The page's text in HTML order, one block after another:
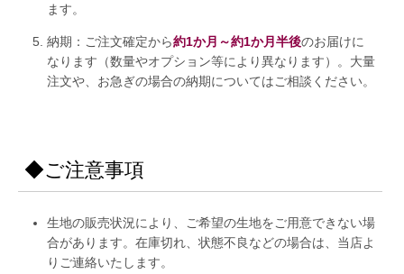
ます。
納期：ご注文確定から約1か月～約1か月半後のお届けに
なります（数量やオプション等により異なります）。大量
注文や、お急ぎの場合の納期についてはご相談ください。
◆ご注意事項
生地の販売状況により、ご希望の生地をご用意できない場
合があります。在庫切れ、状態不良などの場合は、当店よ
りご連絡いたします。